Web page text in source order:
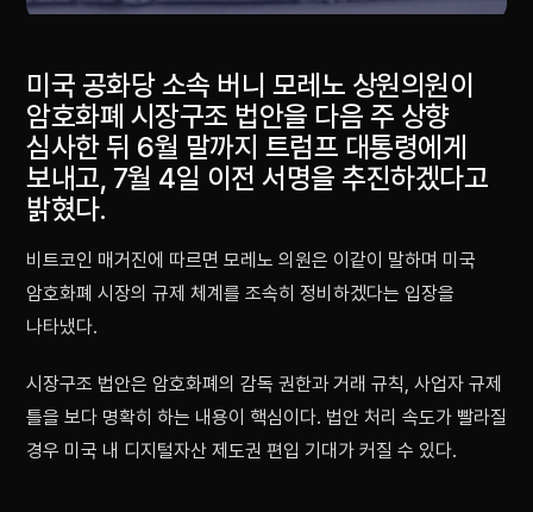
미국 공화당 소속 버니 모레노 상원의원이
암호화폐 시장구조 법안을 다음 주 상향
심사한 뒤 6월 말까지 트럼프 대통령에게
보내고, 7월 4일 이전 서명을 추진하겠다고
밝혔다.
비트코인 매거진에 따르면 모레노 의원은 이같이 말하며 미국
암호화폐 시장의 규제 체계를 조속히 정비하겠다는 입장을
나타냈다.
시장구조 법안은 암호화폐의 감독 권한과 거래 규칙, 사업자 규제
틀을 보다 명확히 하는 내용이 핵심이다. 법안 처리 속도가 빨라질
경우 미국 내 디지털자산 제도권 편입 기대가 커질 수 있다.